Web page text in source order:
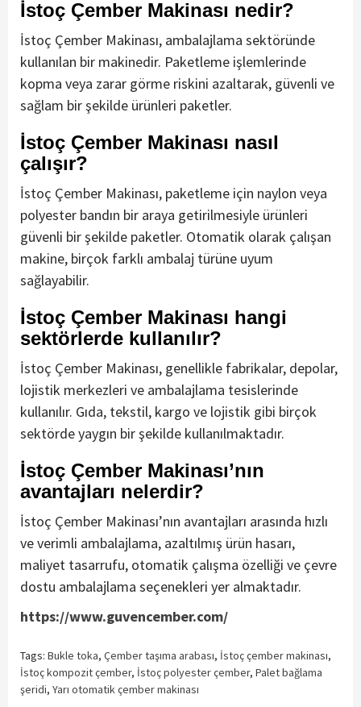
İstoç Çember Makinası nedir?
İstoç Çember Makinası, ambalajlama sektöründe
kullanılan bir makinedir. Paketleme işlemlerinde
kopma veya zarar görme riskini azaltarak, güvenli ve
sağlam bir şekilde ürünleri paketler.
İstoç Çember Makinası nasıl
çalışır?
İstoç Çember Makinası, paketleme için naylon veya
polyester bandın bir araya getirilmesiyle ürünleri
güvenli bir şekilde paketler. Otomatik olarak çalışan
makine, birçok farklı ambalaj türüne uyum
sağlayabilir.
İstoç Çember Makinası hangi
sektörlerde kullanılır?
İstoç Çember Makinası, genellikle fabrikalar, depolar,
lojistik merkezleri ve ambalajlama tesislerinde
kullanılır. Gıda, tekstil, kargo ve lojistik gibi birçok
sektörde yaygın bir şekilde kullanılmaktadır.
İstoç Çember Makinası’nın
avantajları nelerdir?
İstoç Çember Makinası’nın avantajları arasında hızlı
ve verimli ambalajlama, azaltılmış ürün hasarı,
maliyet tasarrufu, otomatik çalışma özelliği ve çevre
dostu ambalajlama seçenekleri yer almaktadır.
https://www.guvencember.com/
Tags: Bukle toka, Çember taşıma arabası, İstoç çember makinası,
İstoç kompozit çember, İstoç polyester çember, Palet bağlama
şeridi, Yarı otomatik çember makinası